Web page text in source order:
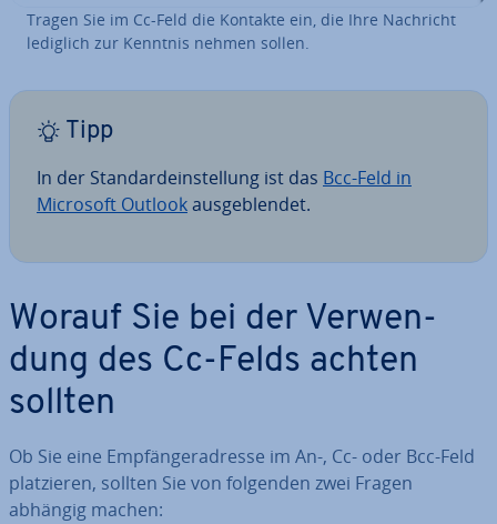
Tragen Sie im Cc-Feld die Kontakte ein, die Ihre Nachricht
lediglich zur Kenntnis nehmen sollen.
Tipp
In der Stan­dard­ein­stel­lung ist das Bcc-Feld in
Microsoft Outlookaus­ge­blen­det.
Worauf Sie bei der Ver­wen­
dung des Cc-Felds achten
sollten
Ob Sie eine Emp­fän­ger­adres­se im An-, Cc- oder Bcc-Feld
plat­zie­ren, sollten Sie von folgenden zwei Fragen
abhängig machen: